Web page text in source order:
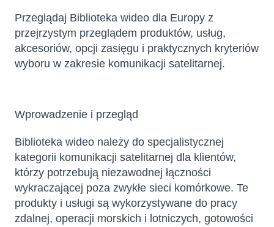
Przeglądaj Biblioteka wideo dla Europy z
przejrzystym przeglądem produktów, usług,
akcesoriów, opcji zasięgu i praktycznych kryteriów
wyboru w zakresie komunikacji satelitarnej.
Wprowadzenie i przegląd
Biblioteka wideo należy do specjalistycznej
kategorii komunikacji satelitarnej dla klientów,
którzy potrzebują niezawodnej łączności
wykraczającej poza zwykłe sieci komórkowe. Te
produkty i usługi są wykorzystywane do pracy
zdalnej, operacji morskich i lotniczych, gotowości